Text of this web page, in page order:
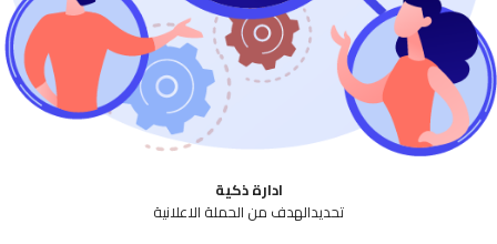
ادارة ذكية
تحديدالهدف من الحملة الاعلانية